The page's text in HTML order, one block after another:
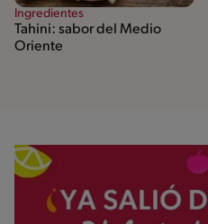
Ingredientes
Tahini: sabor del Medio
Oriente